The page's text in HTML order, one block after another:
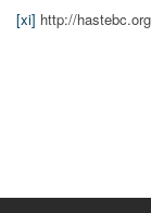
[xi] http://